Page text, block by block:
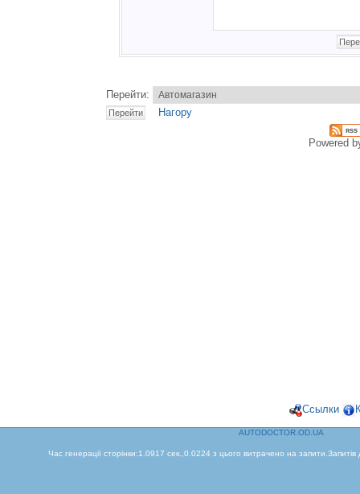
Перейти:
Нагору
Powered
Ссылки
AUTODOCTOR.OD.UA
Час генерації сторінки:1.0917 сек.,0.0224 з цього витрачено на